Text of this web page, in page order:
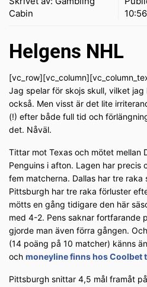
Cabin
10:56
Helgens NHL
Jag spelar för skojs skull, vilket
också. Men visst är det lite
(!) efter både full tid och
det. Nåväl.
Tittar mot Texas och mötet mellan
Penguins i afton. Lagen har precis
fem matcherna. Dallas har tre
Pittsburgh har tre raka förluster
mötts en gång tidigare den här
med 4-2. Pens saknar fortfarande
gjorde man även förra gången.
(14 poäng på 10 matcher) känns
och moneyline finns hos Coolbet
Pittsburgh snittar 4,5 mål framåt